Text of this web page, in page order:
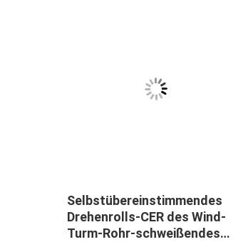
Selbstübereinstimmendes
Drehenrolls-CER des Wind-
Turm-Rohr-schweißendes